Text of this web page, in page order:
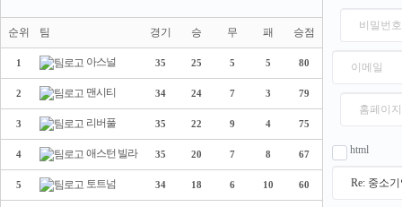
순위 팀 경기 승 무 패 승점
1 아스널 35 25 5 5 80
2 맨시티 34 24 7 3 79
3 리버풀 35 22 9 4 75
4 애스턴 빌라 35 20 7 8 67
5 토트넘 34 18 6 10 60
html